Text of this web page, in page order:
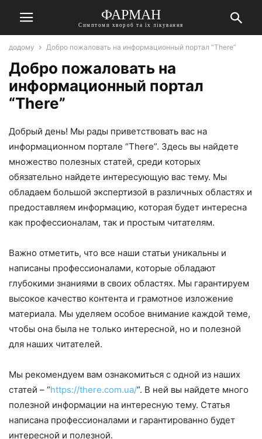
ФАРМАН
Симптоми хвороб та їх лікування
додому Добро пожаловать на информационный портал “There”
Добро пожаловать на
информационный портал
“There”
Добрый день! Мы рады приветствовать вас на
информационном портале “There”. Здесь вы найдете
множество полезных статей, среди которых
обязательно найдете интересующую вас тему. Мы
обладаем большой экспертизой в различных областях и
предоставляем информацию, которая будет интересна
как профессионалам, так и простым читателям.
Важно отметить, что все наши статьи уникальны и
написаны профессионалами, которые обладают
глубокими знаниями в своих областях. Мы гарантируем
высокое качество контента и грамотное изложение
материала. Мы уделяем особое внимание каждой теме,
чтобы она была не только интересной, но и полезной
для наших читателей.
Мы рекомендуем вам ознакомиться с одной из наших
статей – “https://there.com.ua/“. В ней вы найдете много
полезной информации на интересную тему. Статья
написана профессионалами и гарантированно будет
интересной и полезной.